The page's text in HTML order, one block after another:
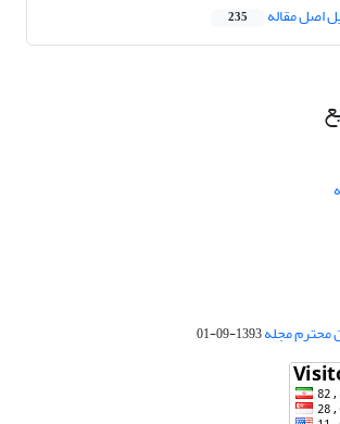
اصل مقاله 235
محترم مجله1393-09-01